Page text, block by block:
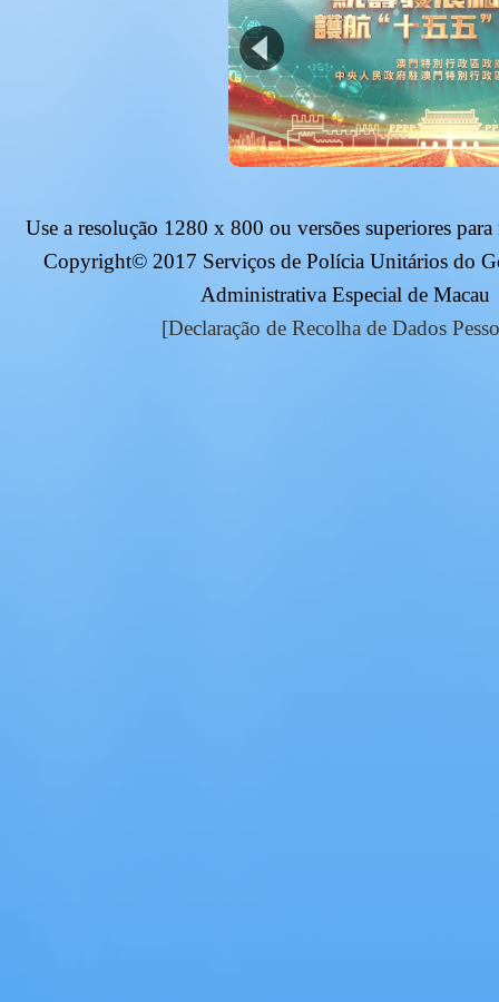
Use a resolução 1280 x 800 ou versões superiores
Copyright© 2017 Serviços de Polícia Unitários do
Administrativa Especial de Macau
[Declaração de Recolha de Dados